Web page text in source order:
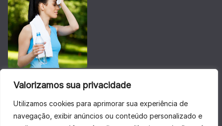
Valorizamos sua privacidade
Utilizamos cookies para aprimorar sua experiência de
navegação, exibir anúncios ou conteúdo personalizado e
Não deixe sua energia baixar no calorão do
28 de janeiro de 2026